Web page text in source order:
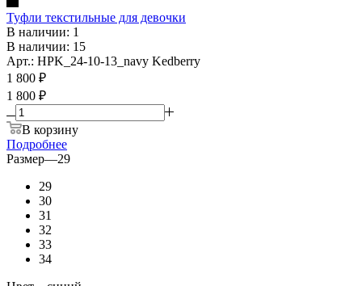
Туфли текстильные для девочки
В наличии: 1
В наличии: 15
Арт.: HPK_24-10-13_navy Kedberry
1 800 ₽
1 800 ₽
В корзину
Подробнее
Размер—29
29
30
31
32
33
34